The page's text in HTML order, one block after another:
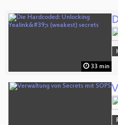
33 min